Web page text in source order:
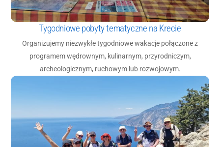
Tygodniowe pobyty tematyczne na Krecie
Organizujemy niezwykłe tygodniowe wakacje połączone z
programem wędrownym, kulinarnym, przyrodniczym,
archeologicznym, ruchowym lub rozwojowym.